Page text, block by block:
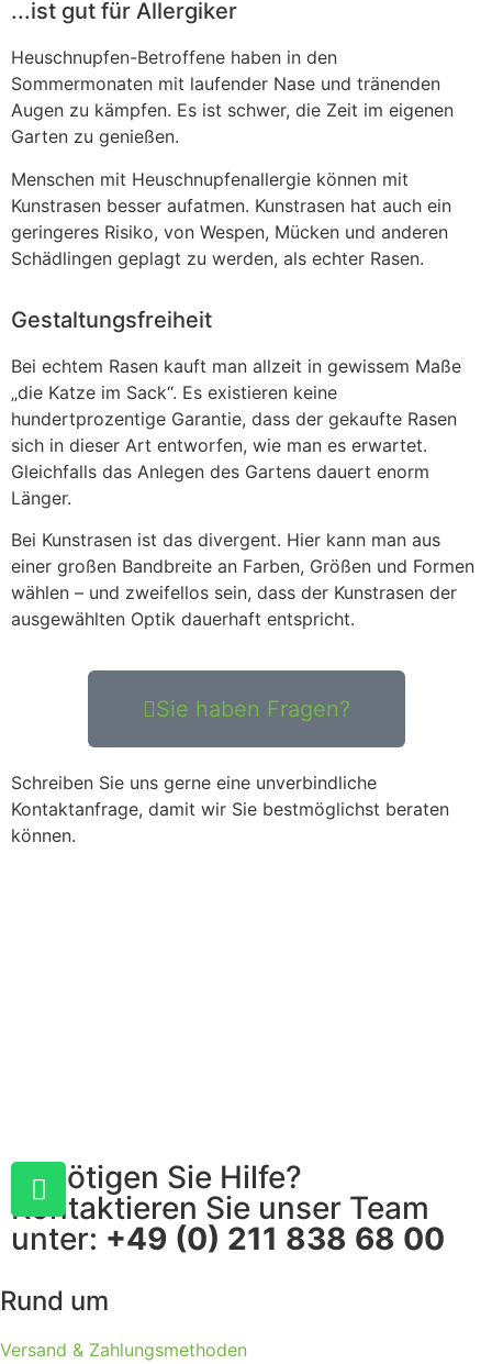
...ist gut für Allergiker
Heuschnupfen-Betroffene haben in den
Sommermonaten mit laufender Nase und tränenden
Augen zu kämpfen. Es ist schwer, die Zeit im eigenen
Garten zu genießen.
Menschen mit Heuschnupfenallergie können mit
Kunstrasen besser aufatmen. Kunstrasen hat auch ein
geringeres Risiko, von Wespen, Mücken und anderen
Schädlingen geplagt zu werden, als echter Rasen.
Gestaltungsfreiheit
Bei echtem Rasen kauft man allzeit in gewissem Maße
„die Katze im Sack“. Es existieren keine
hundertprozentige Garantie, dass der gekaufte Rasen
sich in dieser Art entworfen, wie man es erwartet.
Gleichfalls das Anlegen des Gartens dauert enorm
Länger.
Bei Kunstrasen ist das divergent. Hier kann man aus
einer großen Bandbreite an Farben, Größen und Formen
wählen – und zweifellos sein, dass der Kunstrasen der
ausgewählten Optik dauerhaft entspricht.
Sie haben Fragen?
Schreiben Sie uns gerne eine unverbindliche
Kontaktanfrage, damit wir Sie bestmöglichst beraten
können.
Benötigen Sie Hilfe?
Kontaktieren Sie unser Team
unter: +49 (0) 211 838 68 00
Rund um
Versand & Zahlungsmethoden